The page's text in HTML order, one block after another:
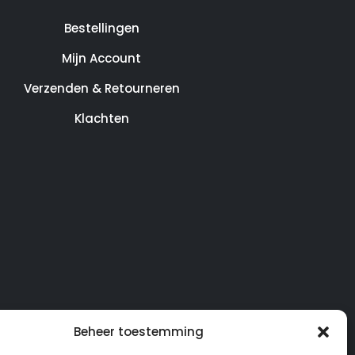
Beheer toestemming
Bestellingen
Mijn Account
Verzenden & Retourneren
Klachten